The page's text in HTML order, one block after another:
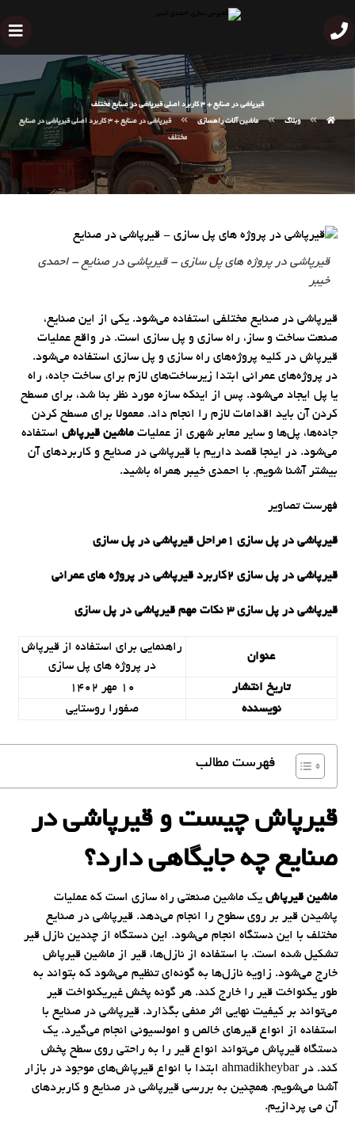
قیرپاشی در صنایع + 3 کاربرد اصلی قیرپاشی در صنایع مختلف
وبلاگ ماشین آلات راهسازی قیرپاشی در صنایع + 3 کاربرد اصلی قیرپاشی در صنایع
مختلف
قیرپاشی در پروژه های پل سازی - قیرپاشی در صنایع - احمدی
خیبر
قیرپاشی در صنایع مختلفی استفاده می‌شود. یکی از این صنایع،
صنعت ساخت و ساز، راه سازی و پل سازی است. در واقع عملیات
قیرپاش در کلیه پروژه‌های راه سازی و پل سازی استفاده می‌شود.
در پروژه‌های عمرانی ابتدا زیرساخت‌های لازم برای ساخت جاده، راه
یا پل ایجاد می‌شود. پس از اینکه سازه مورد نظر بنا شد، برای مسطح
کردن آن باید اقدامات لازم را انجام داد. معمولا برای مسطح کردن
جاده‌ها، پل‌ها و سایر معابر شهری از عملیاتماشین قیرپاش استفاده
می‌شود. در اینجا قصد داریم با قیرپاشی در صنایع و کاربردهای آن
بیشتر آشنا شویم. با احمدی خیبر همراه باشید.
فهرست تصاویر
قیرپاشی در پل سازی 1مراحل قیرپاشی در پل سازی
قیرپاشی در پل سازی 2کاربرد قیرپاشی در پروژه های عمرانی
قیرپاشی در پل سازی 3 نکات مهم قیرپاشی در پل سازی
عنوان
راهنمایی برای استفاده از قیرپاش
در پروژه های پل سازی
تاریخ انتشار
10 مهر 1402
نویسنده
صفورا روستایی
فهرست مطالب
قیرپاش چیست و قیرپاشی در
صنایع چه جایگاهی دارد؟
ماشین قیرپاش یک ماشین صنعتی راه سازی است که عملیات
پاشیدن قیر بر روی سطوح را انجام می‌دهد. قیرپاشی در صنایع
مختلف با این دستگاه انجام می‌شود. این دستگاه از چندین نازل قیر
تشکیل شده است. با استفاده از نازل‌ها، قیر از ماشین قیرپاش
خارج می‌شود. زاویه نازل‌ها به گونه‌ای تنظیم می‌شود که بتواند به
طور یکنواخت قیر را خارج کند. هر گونه پخش غیریکنواخت قیر
می‌تواند بر کیفیت نهایی اثر منفی بگذارد. قیرپاشی در صنایع با
استفاده از انواع قیرهای خالص و امولسیونی انجام می‌گیرد. یک
دستگاه قیرپاش می‌تواند انواع قیر را به راحتی روی سطح پخش
کند. در ahmadikheybar ابتدا با انواع قیرپاش‌های موجود در بازار
آشنا می‌شویم. همچنین به بررسی قیرپاشی در صنایع و کاربردهای
آن می پردازیم.